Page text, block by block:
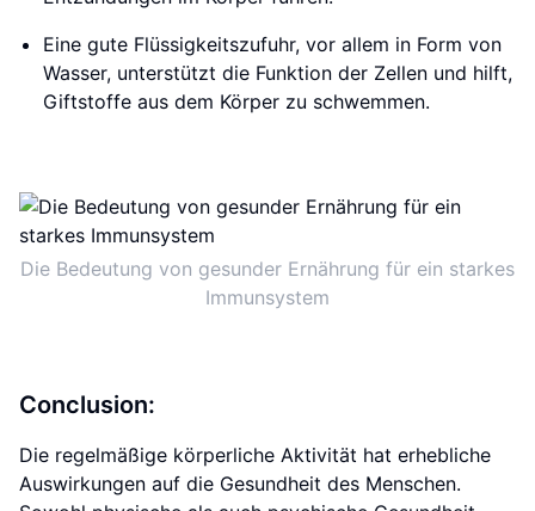
Eine gute Flüssigkeitszufuhr, vor allem in Form von
Wasser, unterstützt die Funktion der Zellen und hilft,
Giftstoffe aus dem Körper zu schwemmen.
Die Bedeutung von gesunder Ernährung für ein starkes
Immunsystem
Conclusion:
Die regelmäßige körperliche Aktivität hat erhebliche
Auswirkungen auf die Gesundheit des Menschen.